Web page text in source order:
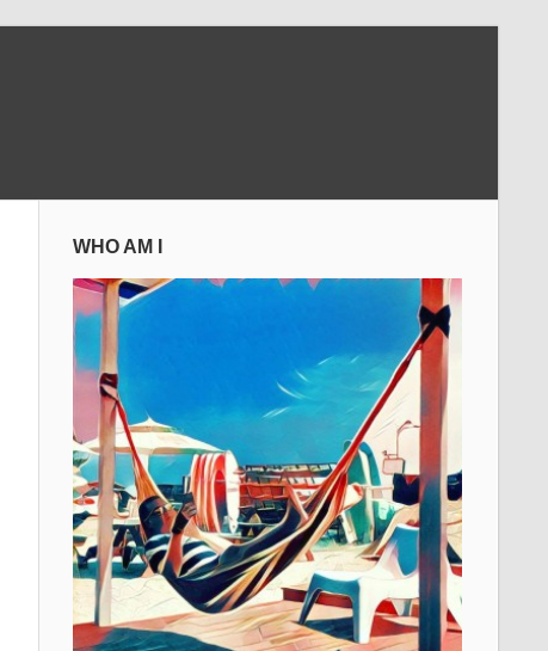
WHO AM I